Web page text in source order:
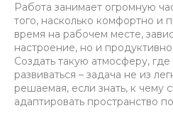
Работа занимает огромную
того, насколько комфортно и
время на рабочем месте,
настроение, но и
Создать такую атмосферу, где
развиваться – задача не из
решаемая, если знать, к чему
адаптировать пространство